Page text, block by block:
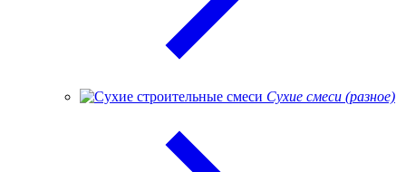
Сухие смеси (разное)